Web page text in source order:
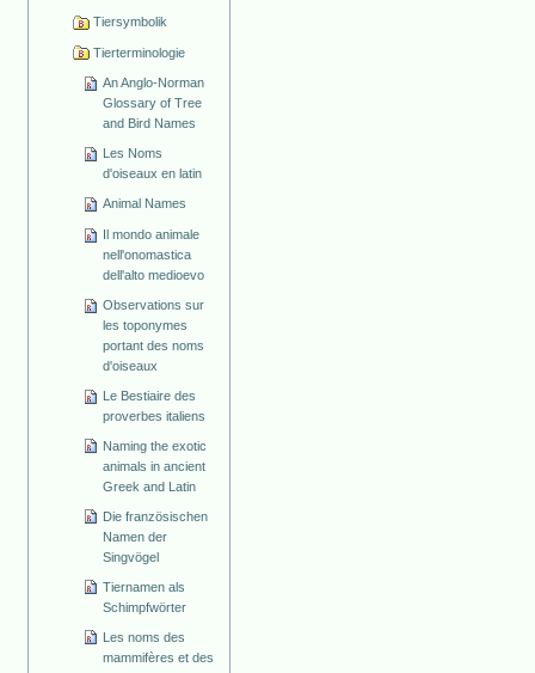
Tiersymbolik
Tierterminologie
An Anglo-Norman
Glossary of Tree
and Bird Names
Les Noms
d'oiseaux en latin
Animal Names
Il mondo animale
nell'onomastica
dell'alto medioevo
Observations sur
les toponymes
portant des noms
d'oiseaux
Le Bestiaire des
proverbes italiens
Naming the exotic
animals in ancient
Greek and Latin
Die französischen
Namen der
Singvögel
Tiernamen als
Schimpfwörter
Les noms des
mammifères et des